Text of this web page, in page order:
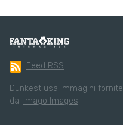
Feed RSS
Dunkest usa immagini fornite
da: Imago Images